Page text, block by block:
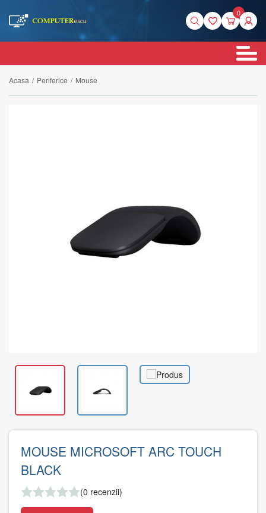
0
Acasa / Periferice / Mouse
MOUSE MICROSOFT ARC TOUCH
BLACK
(0 recenzii)